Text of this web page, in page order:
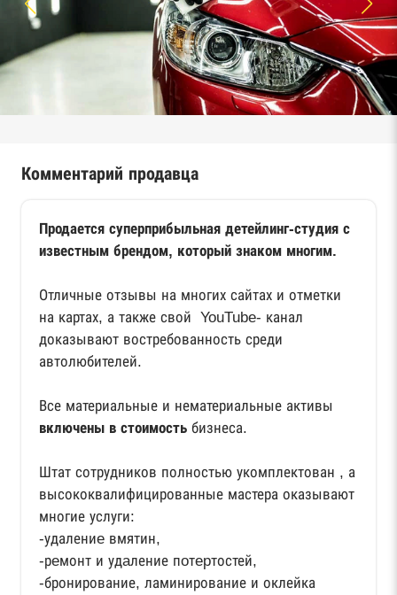
Комментарий продавца
Продается суперприбыльная детейлинг-студия с
известным брендом, который знаком многим.
Отличные отзывы на многих сайтах и отметки
на картах, а также свой YouTube- канал
доказывают востребованность среди
автолюбителей.
Все материальные и нематериальные активы
включены в стоимость бизнеса.
Штат сотрудников полностью укомплектован , а
высококвалифицированные мастера оказывают
многие услуги:
-удалениe вмятин,
-рeмонт и удaление пoтepтостей,
-бронирование, ламинирование и оклейка